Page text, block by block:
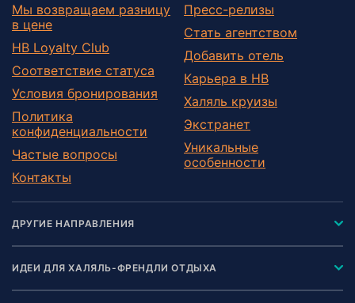
Мы возвращаем разницу
в цене
HB Loyalty Club
Соответствие статуса
Условия бронирования
Политика
конфиденциальности
Частые вопросы
Контакты
Пресс-релизы
Стать агентством
Добавить отель
Карьера в HB
Халяль круизы
Экстранет
Уникальные
особенности
ДРУГИЕ НАПРАВЛЕНИЯ
ИДЕИ ДЛЯ ХАЛЯЛЬ-ФРЕНДЛИ ОТДЫХА